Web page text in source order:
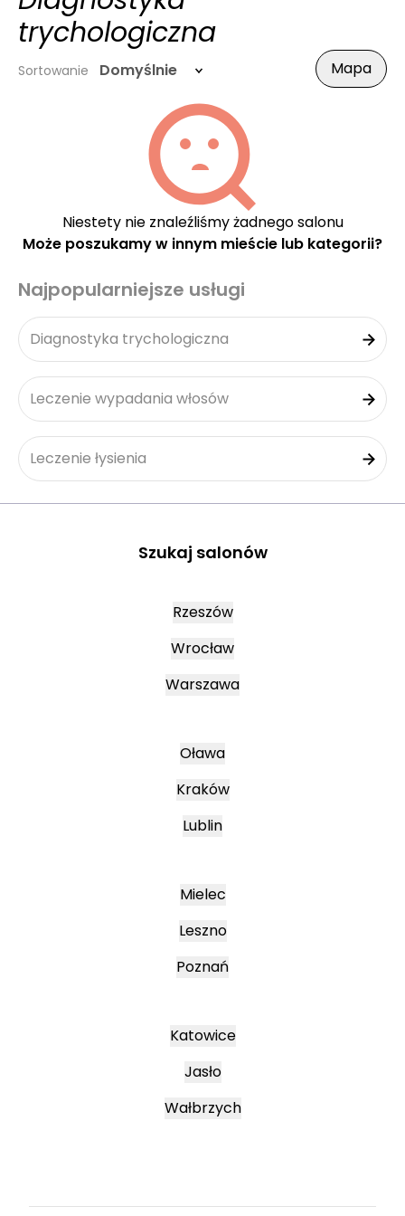
trychologiczna
Sortowanie Domyślnie Mapa
Niestety nie znaleźliśmy żadnego salonu
Może poszukamy w innym mieście lub kategorii?
Najpopularniejsze usługi
Diagnostyka trychologiczna
Leczenie wypadania włosów
Leczenie łysienia
Szukaj salonów
Rzeszów
Wrocław
Warszawa
Oława
Kraków
Lublin
Mielec
Leszno
Poznań
Katowice
Jasło
Wałbrzych